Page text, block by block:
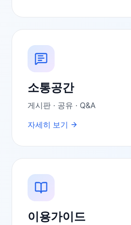
소통공간
게시판 · 공유 · Q&A
자세히 보기
이용가이드